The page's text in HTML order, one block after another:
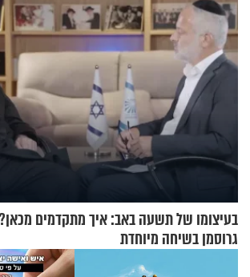
בעיצומו של תשעה באב: איך מתקדמים
גרוסמן בשיחה מיוחדת